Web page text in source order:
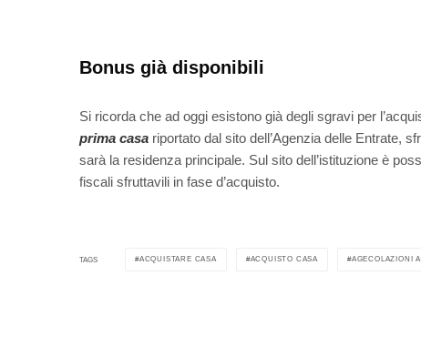
Bonus già disponibili
Si ricorda che ad oggi esistono già degli sgravi per
prima casa riportato dal sito dell’Agenzia delle Entrate,
sarà la residenza principale. Sul sito dell’istituzione è
fiscali sfruttavili in fase d’acquisto.
TAGS ACQUISTARE CASA ACQUISTO CASA AGECOLAZIONI